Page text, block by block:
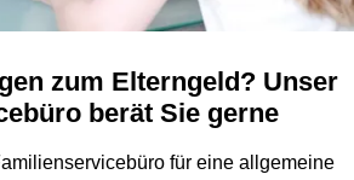
berät Sie gerne
für eine allgemeine